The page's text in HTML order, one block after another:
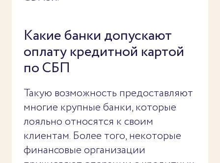
Какие банки допускают
оплату кредитной картой
по СБП
Такую возможность предоставляют
многие крупные банки, которые
лояльно относятся к своим
клиентам. Более того, некоторые
финансовые организации